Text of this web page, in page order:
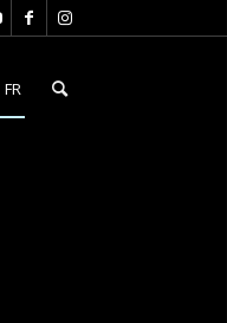
FR